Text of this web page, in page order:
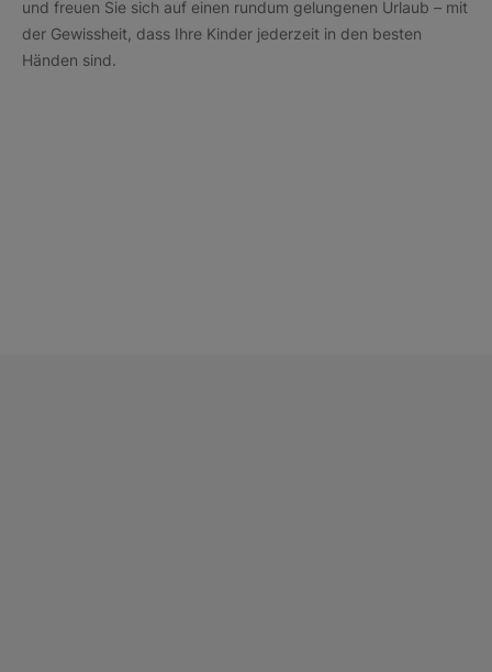
und freuen Sie sich auf einen rundum gelungenen Urlaub – mit
der Gewissheit, dass Ihre Kinder jederzeit in den besten
Händen sind.